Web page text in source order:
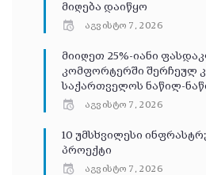
მიღება დაიწყო
აგვისტო 7, 2026
მიიღეთ 25%-იანი
კომფორტერში შერჩეულ
საქართველოს ნაწილ-
აგვისტო 7, 2026
10 უმსხვილესი
პროექტი
აგვისტო 7, 2026